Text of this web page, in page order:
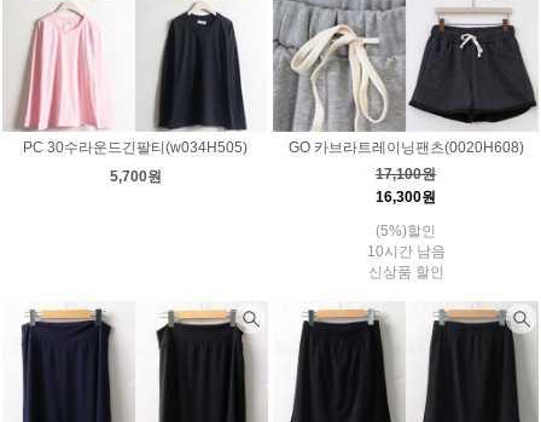
PC 30수라운드긴팔티(w034H505)
5,700원
GO 카브라트레이닝팬츠(0020H608)
17,100원
16,300원
(5%)할인
10시간 남음
신상품 할인